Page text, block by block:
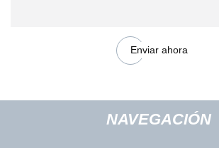
Enviar ahora
NAVEGACIÓN